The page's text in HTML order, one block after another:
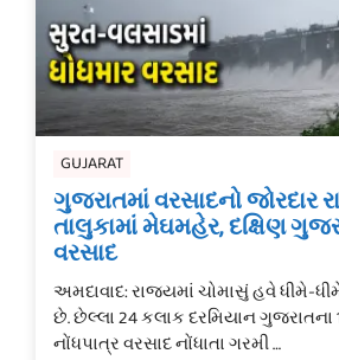
GUJARAT
ગુજરાતમાં વરસાદનો જોરદાર
તાલુકામાં મેઘમહેર, દક્ષિણ
વરસાદ
અમદાવાદ: રાજ્યમાં ચોમાસું હવે ધીમે-
છે. છેલ્લા 24 કલાક દરમિયાન ગુજરાતના
નોંધપાત્ર વરસાદ નોંધાતા ગરમી …